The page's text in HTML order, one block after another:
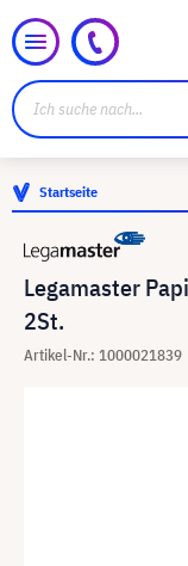
Startseite
Legamaster
2St.
Artikel-Nr.: 1000021839